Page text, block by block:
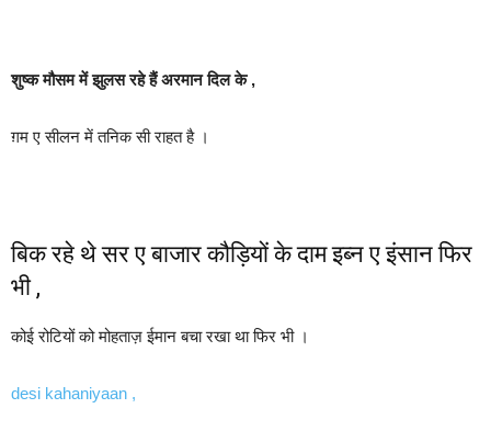
शुष्क मौसम में झुलस रहे हैं अरमान दिल के ,
ग़म ए सीलन में तनिक सी राहत है ।
बिक रहे थे सर ए बाजार कौड़ियों के दाम इब्न ए इंसान फिर
भी ,
कोई रोटियों को मोहताज़ ईमान बचा रखा था फिर भी ।
desi kahaniyaan ,